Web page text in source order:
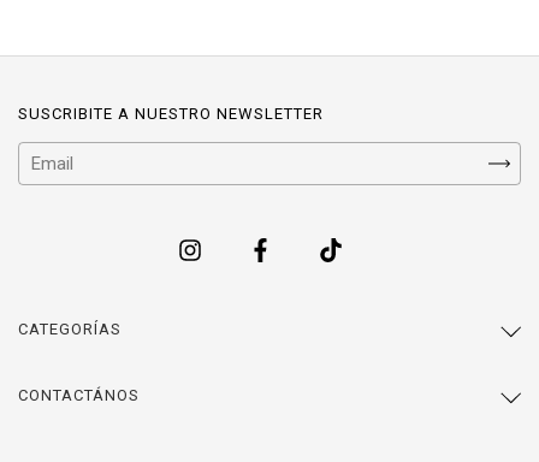
SUSCRIBITE A NUESTRO NEWSLETTER
CATEGORÍAS
CONTACTÁNOS